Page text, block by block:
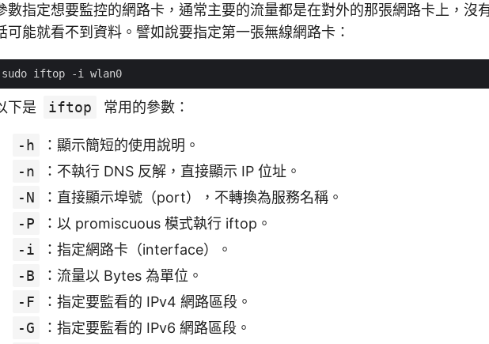
數指定想要監控的網路卡，通常主要的流量都是在對外的那張網路卡上，沒
可能就看不到資料。譬如說要指定第一張無線網路卡：
下是 iftop 常用的參數：
-h
：顯示簡短的使用說明。
-n
：不執行 DNS 反解，直接顯示 IP 位址。
-N
：直接顯示埠號（port），不轉換為服務名稱。
-P
：以 promiscuous 模式執行 iftop。
-i
：指定網路卡（interface）。
-B
：流量以 Bytes 為單位。
-F
：指定要監看的 IPv4 網路區段。
-G
：指定要監看的 IPv6 網路區段。